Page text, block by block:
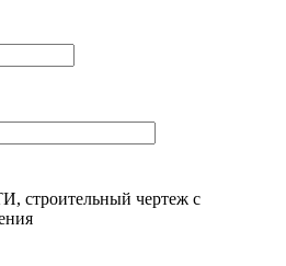
строительный чертеж с